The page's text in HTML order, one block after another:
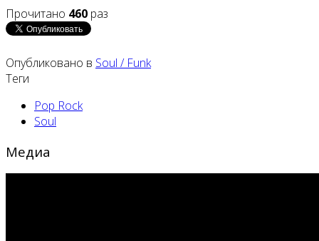
Прочитано 460 раз
Опубликовано в Soul / Funk
Теги
Pop Rock
Soul
Медиа